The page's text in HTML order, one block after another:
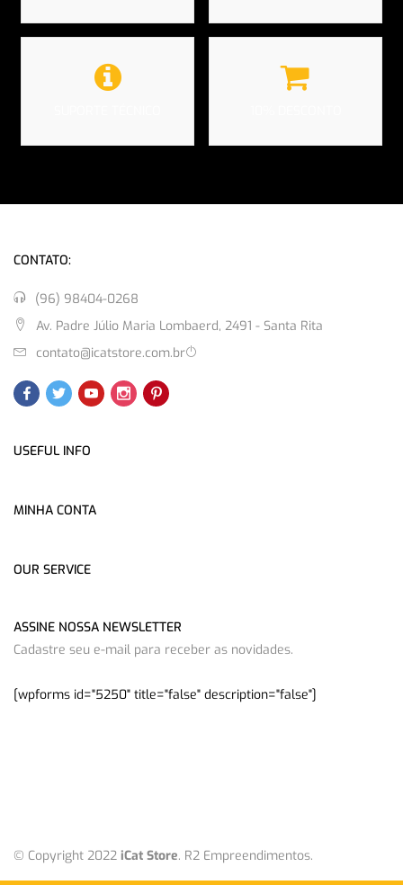
CONTATO:
(96) 98404-0268
Av. Padre Júlio Maria Lombaerd, 2491 - Santa Rita
contato@icatstore.com.br
USEFUL INFO
MINHA CONTA
OUR SERVICE
ASSINE NOSSA NEWSLETTER
Cadastre seu e-mail para receber as novidades.
[wpforms id="5250" title="false" description="false"]
© Copyright 2022 iCat Store. R2 Empreendimentos.